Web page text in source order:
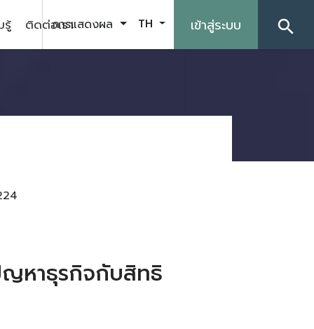
รู้ ติดต่อเราการแสดงผล TH เข้าสู่ระบบ search
หาธุรกิจกับสิทธิ